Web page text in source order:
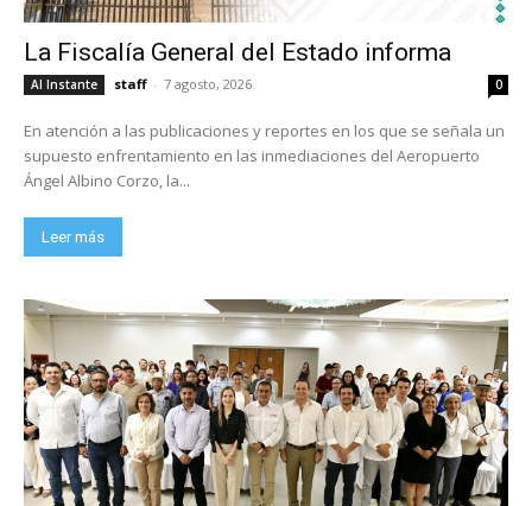
La Fiscalía General del Estado informa
Al Instante staff - 7 agosto, 2026 0
En atención a las publicaciones y reportes en los que se señala un
supuesto enfrentamiento en las inmediaciones del Aeropuerto
Ángel Albino Corzo, la...
Leer más